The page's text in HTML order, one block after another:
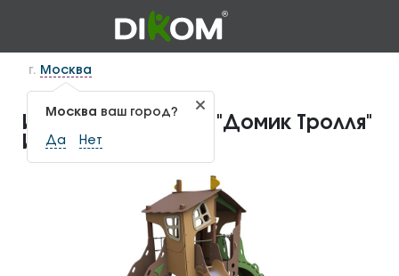
г. Москва
Москва ваш город?
Да Нет
Игровой комплекс "Домик Тролля"
ИКС-1.80